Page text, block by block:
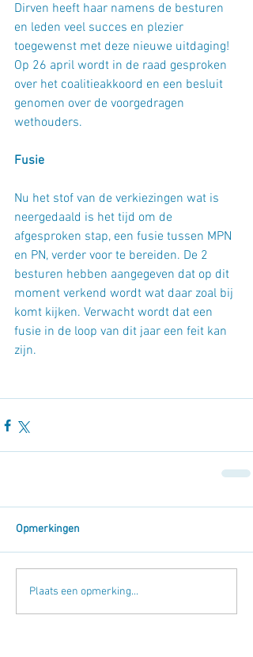
Dirven heeft haar namens de besturen
en leden veel succes en plezier
toegewenst met deze nieuwe uitdaging!
Op 26 april wordt in de raad gesproken
over het coalitieakkoord en een besluit
genomen over de voorgedragen
wethouders.
Fusie
Nu het stof van de verkiezingen wat is
neergedaald is het tijd om de
afgesproken stap, een fusie tussen MPN
en PN, verder voor te bereiden. De 2
besturen hebben aangegeven dat op dit
moment verkend wordt wat daar zoal bij
komt kijken. Verwacht wordt dat een
fusie in de loop van dit jaar een feit kan
zijn.
Opmerkingen
Plaats een opmerking...